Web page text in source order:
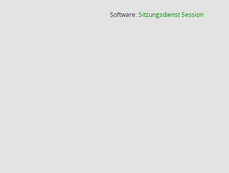
Software:SitzungsdienstSession(Wird in